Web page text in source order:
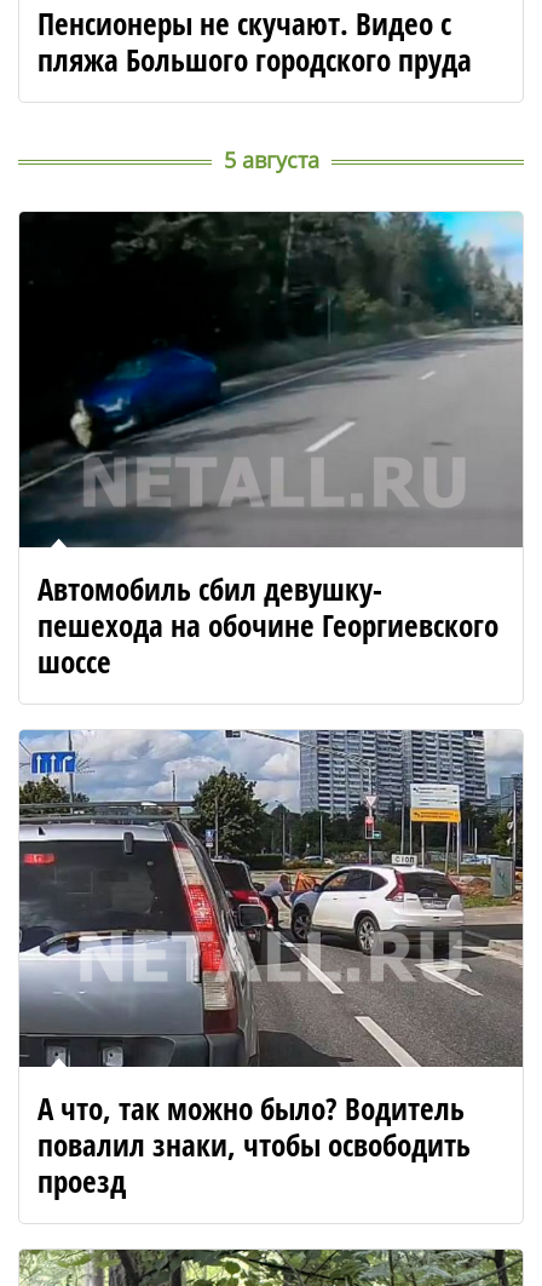
Пенсионеры не скучают. Видео с
пляжа Большого городского пруда
5 августа
Автомобиль сбил девушку-
пешехода на обочине Георгиевского
шоссе
А что, так можно было? Водитель
повалил знаки, чтобы освободить
проезд